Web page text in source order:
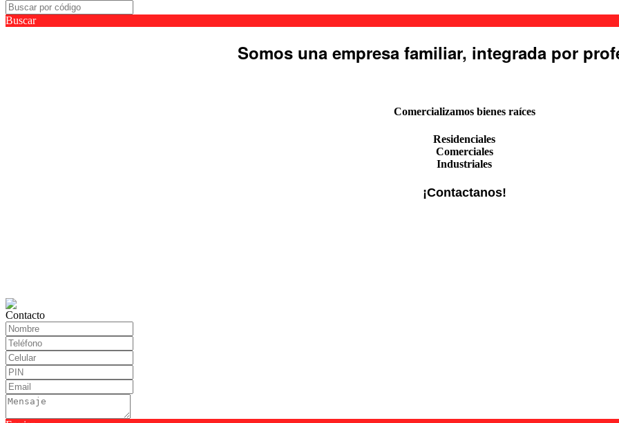
Buscar
Somos una empresa familiar, integrada por
Comercializamos bienes raíces
Residenciales
Comerciales
Industriales
¡Contactanos!
Contacto